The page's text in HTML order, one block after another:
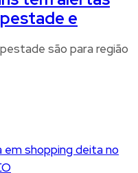
e
são para região